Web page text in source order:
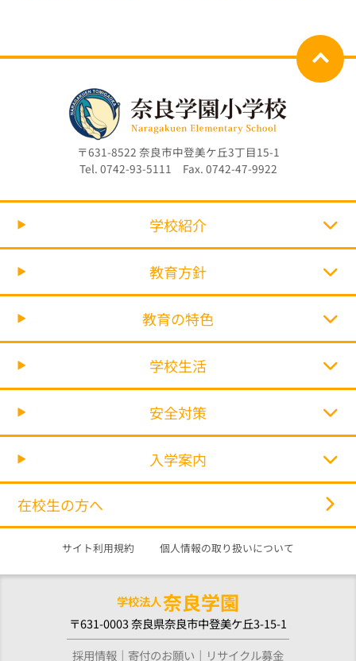
〒631-8522 奈良市中登美ケ丘3丁目15-1
Tel. 0742-93-5111 Fax. 0742-47-9922
学校紹介
教育方針
教育の特色
学校生活
安全対策
入学案内
在校生の方へ
サイト利用規約 個人情報の取り扱いについて
学校法人奈良学園
〒631-0003 奈良県奈良市中登美ケ丘3-15-1
採用情報
寄付のお願い リサイクル募金